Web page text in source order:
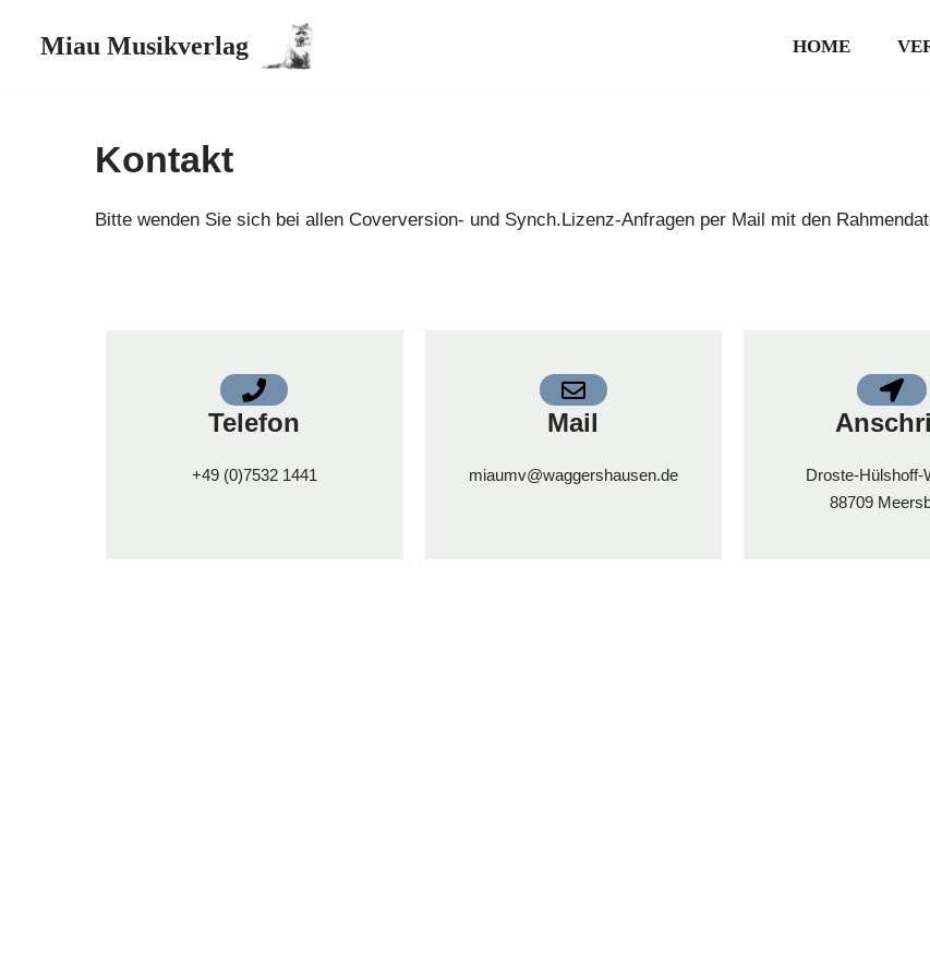
Zum
Miau Musikverlag HOME
Kontakt
Bitte wenden Sie sich bei allen Coverversion- und Synch.Lizenz-Anfragen per Mail mit den
Telefon
+49 (0)7532 1441
Mail
miaumv@waggershausen.de
Droste-Hülshoff-
88709